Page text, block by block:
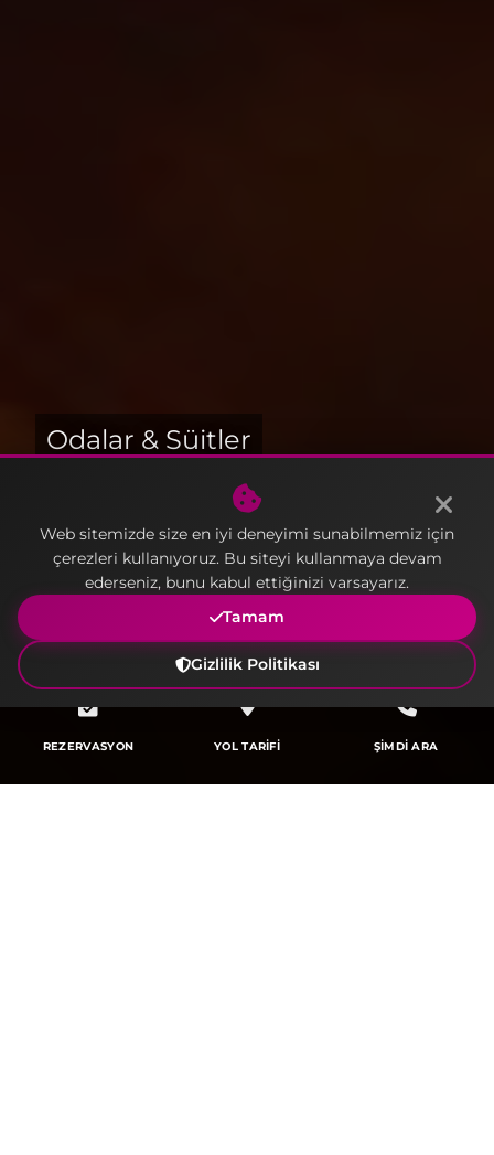
Odalar & Süitler
REZERVASYON YOL TARİFİ ŞİMDİ ARA
Web sitemizde size en iyi deneyimi sunabilmemiz için
çerezleri kullanıyoruz. Bu siteyi kullanmaya devam
ederseniz, bunu kabul ettiğinizi varsayarız.
Tamam
Gizlilik Politikası